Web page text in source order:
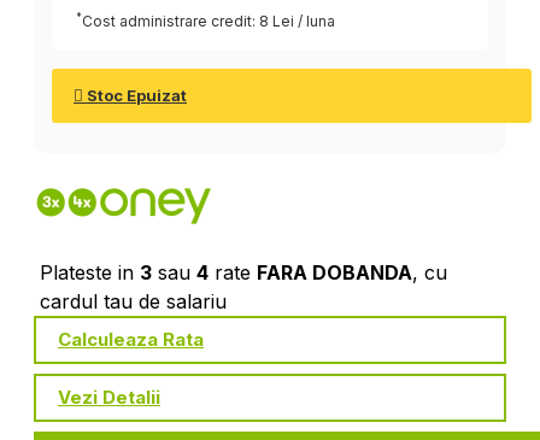
* Cost administrare credit: 8 Lei / luna
Stoc Epuizat
Plateste in 3 sau 4 rate FARA DOBANDA, cu
cardul tau de salariu
Calculeaza Rata
Vezi Detalii